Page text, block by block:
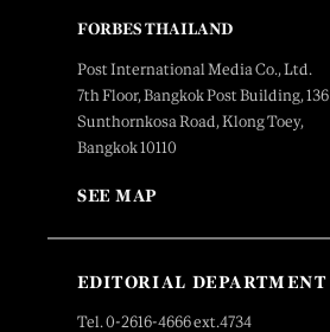
FORBES THAILAND
Post International Media Co., Ltd.
7th Floor, Bangkok Post Building, 136
Sunthornkosa Road, Klong Toey,
Bangkok 10110
SEE MAP
EDITORIAL DEPARTMENT
Tel. 0-2616-4666 ext.4734